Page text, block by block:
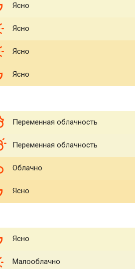
Ясно
Ясно
Ясно
Ясно
Переменная облачность
Переменная облачность
Облачно
Ясно
Ясно
Малооблачно